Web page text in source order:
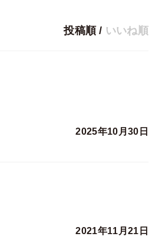
投稿順 / いいね順
2025年10月30日
2021年11月21日